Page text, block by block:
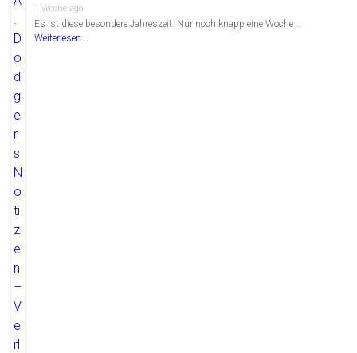
1 Woche ago
Es ist diese besondere Jahreszeit. Nur noch knapp eine Woche …
Weiterlesen...